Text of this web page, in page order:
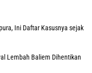
Ini Daftar Kasusnya sejak